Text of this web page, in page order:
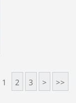
1 2 3 > >>